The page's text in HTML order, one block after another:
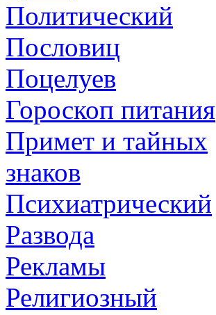
Политический
Пословиц
Поцелуев
Гороскоп питания
Примет и тайных
знаков
Психиатрический
Развода
Рекламы
Религиозный